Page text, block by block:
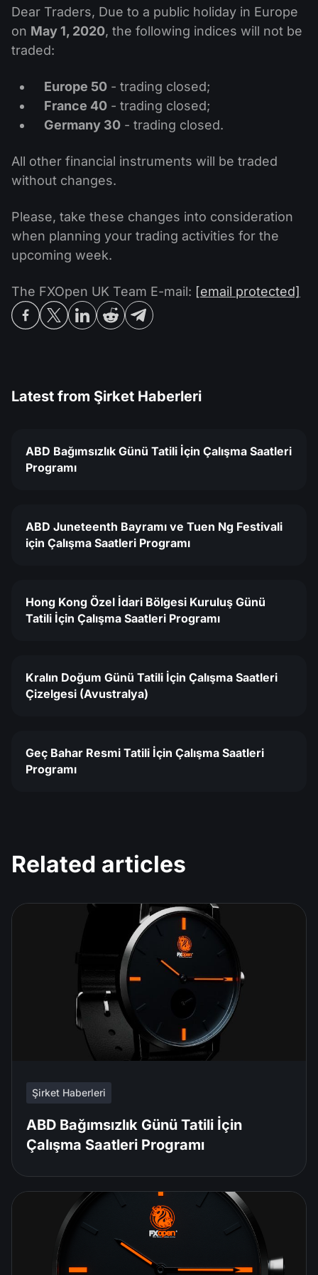
Hisseleri
ETF
MT5
Android FXOpen App
FIX API
Haberler ve Analizler
Temettü Takvimi
Yardım Merkezi
CFD Yatırımı Nedir?
Forex Brokerı nedir?
Şirket Haberleri
Bize Ulaşın
Dear Traders, Due to a public holiday in Europe
on May 1, 2020, the following indices will not be
traded:
Europe 50 - trading closed;
France 40 - trading closed;
Germany 30 - trading closed.
All other financial instruments will be traded
without changes.
Please, take these changes into consideration
when planning your trading activities for the
upcoming week.
The FXOpen UK Team E-mail: [email protected]
Latest from Şirket Haberleri
ABD Bağımsızlık Günü Tatili İçin Çalışma Saatleri
Programı
ABD Juneteenth Bayramı ve Tuen Ng Festivali
için Çalışma Saatleri Programı
Hong Kong Özel İdari Bölgesi Kuruluş Günü
Tatili İçin Çalışma Saatleri Programı
Kralın Doğum Günü Tatili İçin Çalışma Saatleri
Çizelgesi (Avustralya)
Geç Bahar Resmi Tatili İçin Çalışma Saatleri
Programı
Related articles
Şirket Haberleri
ABD Bağımsızlık Günü Tatili İçin
Çalışma Saatleri Programı